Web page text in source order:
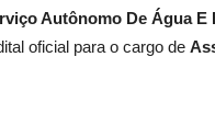
Autônomo De Água
oficial para o cargo de